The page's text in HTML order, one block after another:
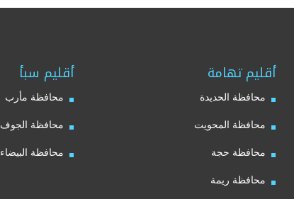
أقليم تهامة
محافظة الحديدة
محافظة المحويت
محافظة حجة
محافظة ريمة
أقليم سبأ
محافظة مأرب
محافظة الجوف
محافظة البيضاء